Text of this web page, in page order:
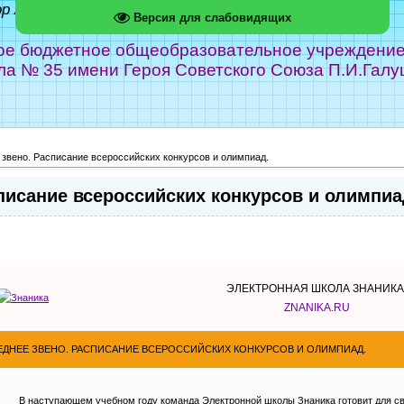
Версия для слабовидящих
бюджетное общеобразовательное учреждение
№ 35 имени Героя Советского Союза
Абрамов
Расписание всероссийских конкурсов и олимпиад.
всероссийских конкурсов и
ЭЛЕКТРОННАЯ ШКОЛА
ZNANIKA.RU
ЗВЕНО. РАСПИСАНИЕ ВСЕРОССИЙСКИХ КОНКУРСОВ И ОЛИМПИАД.
В наступающем учебном году команда Электронной школы Знаника готовит для